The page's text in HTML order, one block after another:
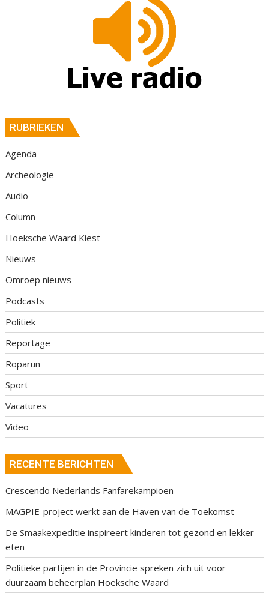
RUBRIEKEN
Agenda
Archeologie
Audio
Column
Hoeksche Waard Kiest
Nieuws
Omroep nieuws
Podcasts
Politiek
Reportage
Roparun
Sport
Vacatures
Video
RECENTE BERICHTEN
Crescendo Nederlands Fanfarekampioen
MAGPIE-project werkt aan de Haven van de Toekomst
De Smaakexpeditie inspireert kinderen tot gezond en lekker
eten
Politieke partijen in de Provincie spreken zich uit voor
duurzaam beheerplan Hoeksche Waard